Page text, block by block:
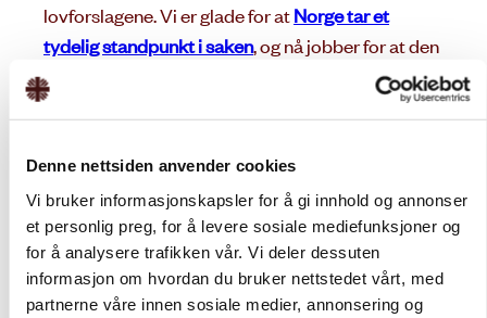
Denne nettsiden anvender cookies
Vi bruker informasjonskapsler for å gi innhold og annonser
et personlig preg, for å levere sosiale mediefunksjoner og
for å analysere trafikken vår. Vi deler dessuten
informasjon om hvordan du bruker nettstedet vårt, med
partnerne våre innen sosiale medier, annonsering og
lovforslagene. Vi er glade for atNorge tar et
tydelig standpunkt i saken, og nå jobber for at den
internasjonale domstolen skal vurdere hvorvidt
vedtakene er et brudd på Israels folkerettslige